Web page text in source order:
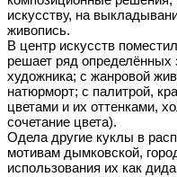
искусству, на
живопись.
В центр искусств
решает ряд определённых
художника; с жанровой
натюрморт; с палитрой,
цветами и их оттенками,
сочетание цвета).
Одела другие куклы в
мотивам дымковской,
использования их как